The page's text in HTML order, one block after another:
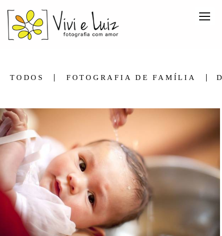
TODOS FOTOGRAFIA DE FAMÍLIA